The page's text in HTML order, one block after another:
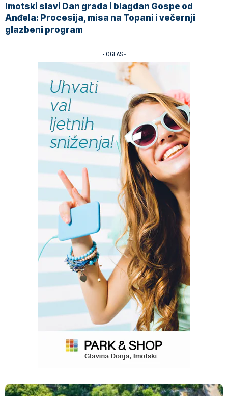
Imotski slavi Dan grada i blagdan Gospe od
Anđela: Procesija, misa na Topani i večernji
glazbeni program
- OGLAS -